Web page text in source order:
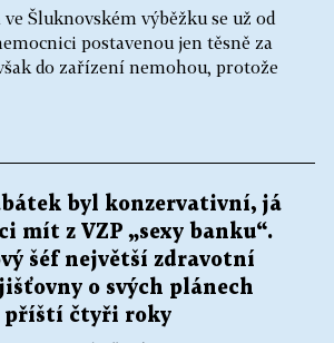
Šluknovském výběžku se už od
postavenou jen těsně za
do zařízení nemohou, protože
byl konzervativní, já
mít z VZP „sexy banku“.
šéf největší zdravotní
o svých plánech
příští čtyři roky